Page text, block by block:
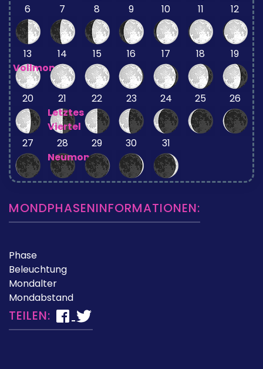
6
7 8 9 10 11 12
13
Vollmond
14 15 16 17 18 19
20
21
Letztes
Viertel
22 23 24 25 26
27
28
Neumond
29 30 31
MONDPHASENINFORMATIONEN:
Phase
Beleuchtung
Mondalter
Mondabstand
TEILEN: